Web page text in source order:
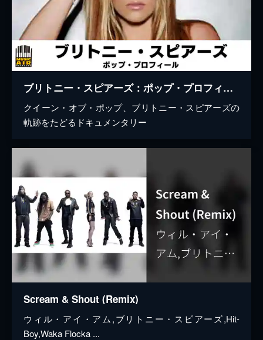
ブリトニー・スピアーズ：ポップ・プロフィール
クイーン・オブ・ポップ、ブリトニー・スピアーズの
軌跡をたどるドキュメンタリー
Scream & Shout (Remix)
ウィル・アイ・アム,ブリトニー・スピアーズ,Hit-
Boy,Waka Flocka ...